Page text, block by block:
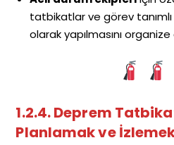
tatbikatlar ve görev
olarak yapılmasını
1.2.4. Deprem
Planlamak ve